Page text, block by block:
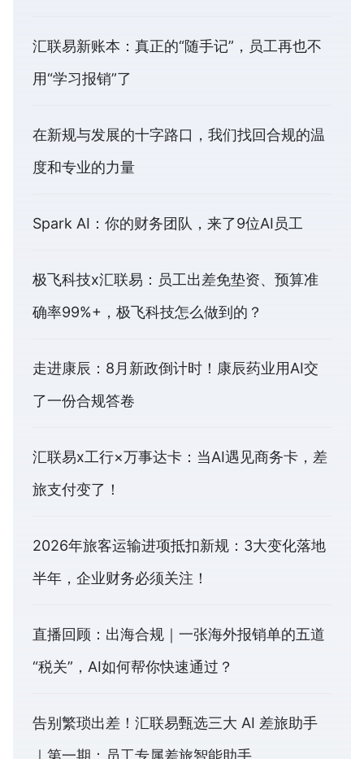
汇联易新账本：真正的“随手记”，员工再也不
用“学习报销”了
在新规与发展的十字路口，我们找回合规的温
度和专业的力量
Spark AI：你的财务团队，来了9位AI员工
极飞科技x汇联易：员工出差免垫资、预算准
确率99%+，极飞科技怎么做到的？
走进康辰：8月新政倒计时！康辰药业用AI交
了一份合规答卷
汇联易x工行×万事达卡：当AI遇见商务卡，差
旅支付变了！
2026年旅客运输进项抵扣新规：3大变化落地
半年，企业财务必须关注！
直播回顾：出海合规｜一张海外报销单的五道
“税关”，AI如何帮你快速通过？
告别繁琐出差！汇联易甄选三大 AI 差旅助手